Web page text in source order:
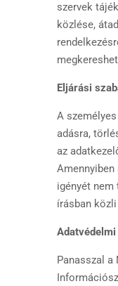
szervek
közlése,
Eljárási
A
adásra,
az
igényét nem
írásban
Panasszal a